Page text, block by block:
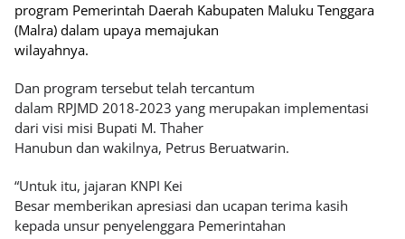
program Pemerintah Daerah Kabupaten Maluku Tenggara
(Malra) dalam upaya memajukan
wilayahnya.
Dan program tersebut telah tercantum
dalam RPJMD 2018-2023 yang merupakan implementasi
dari visi misi Bupati M. Thaher
Hanubun dan wakilnya, Petrus Beruatwarin.
“Untuk itu, jajaran KNPI Kei
Besar memberikan apresiasi dan ucapan terima kasih
kepada unsur penyelenggara Pemerintahan